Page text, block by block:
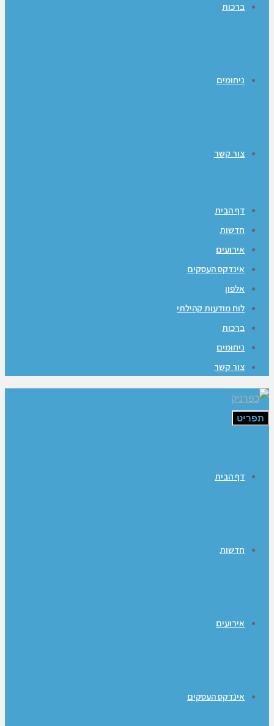
ברכות
ניחומים
צור קשר
דף הבית
חדשות
אירועים
אינדקס העסקים
אלפון
לוח מודעות קהילתי
ברכות
ניחומים
צור קשר
תפריט
דף הבית
חדשות
אירועים
אינדקס העסקים